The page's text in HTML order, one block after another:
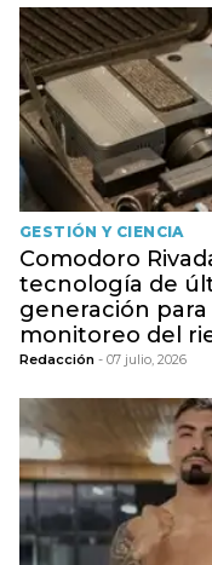
GESTIÓN Y CIENCIA
Comodoro
tecnología de
generación
monitoreo del
Redacción - 07 julio, 2026